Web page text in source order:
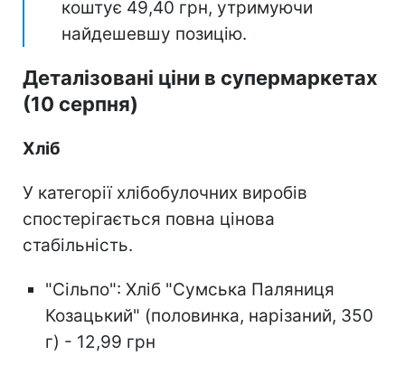
коштує 49,40 грн, утримуючи
найдешевшу позицію.
Деталізовані ціни в супермаркетах
(10 серпня)
Хліб
У категорії хлібобулочних виробів
спостерігається повна цінова
стабільність.
"Сільпо": Хліб "Сумська Паляниця
Козацький" (половинка, нарізаний, 350
г) - 12,99 грн